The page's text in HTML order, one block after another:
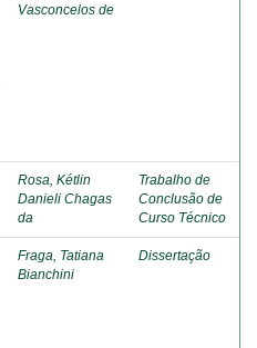
Vasconcelos de
Rosa, Kétlin
Danieli Chagas
da
Trabalho de
Conclusão de
Curso Técnico
Fraga, Tatiana
Bianchini
Dissertação